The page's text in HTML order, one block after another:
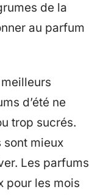
de la
au parfum
d’été ne
trop sucrés.
sont mieux
Les parfums
pour les mois